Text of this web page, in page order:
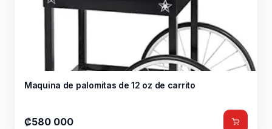
Maquina de palomitas de 12 oz de carrito
₡580 000